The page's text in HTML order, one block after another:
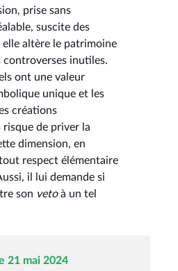
prise sans
suscite des
altère le patrimoine
controverses inutiles.
ont une valeur
unique et les
créations
de priver la
dimension, en
respect élémentaire
il lui demande si
son vetoà un tel
21 mai 2024